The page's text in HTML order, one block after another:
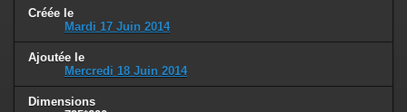
Créée le
Mardi 17 Juin 2014
Ajoutée le
Mercredi 18 Juin 2014
Dimensions